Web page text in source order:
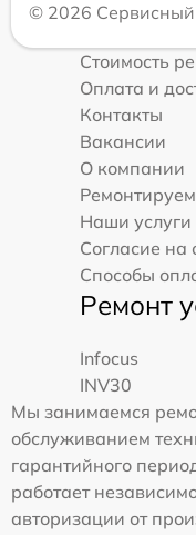
© 2026 Сервисный
Стоимость
Оплата и
Контакты
Вакансии
О компании
Наши услуги
Согласие на
Способы
Ремонт
Infocus
INV30
Мы занимаемся
обслуживанием
гарантийного
работает
авторизации от